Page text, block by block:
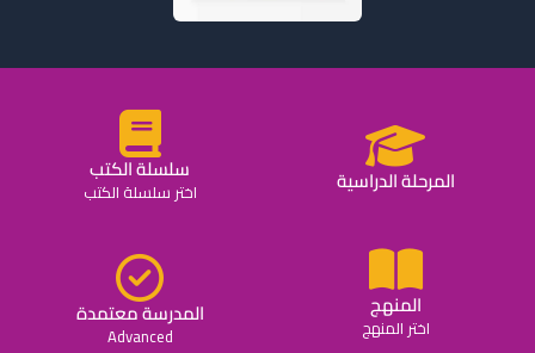
المرحلة الدراسية سلسلة الكتب
اختر سلسلة الكتب
المنهج
اختر المنهج المدرسة معتمدة
Advanced